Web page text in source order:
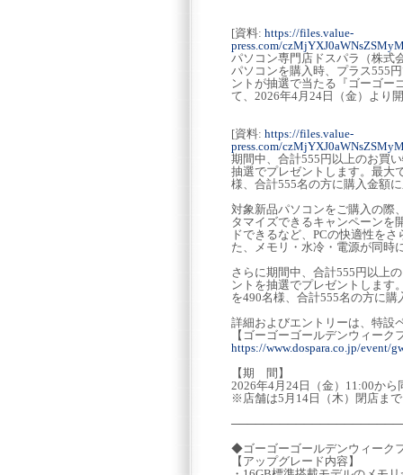
[資料: https://files.value-
press.com/
パソコン専門店ドスパラ（株式
パソコンを購入時、プラス555
ントが抽選で当たる『ゴーゴー
て、2026年4月24日（金）より
[資料: https://files.value-
press.com/
期間中、合計555円以上のお買
抽選でプレゼントします。最大
様、合計555名の方に購入金額
対象新品パソコンをご購入の際
タマイズできるキャンペーンを
ドできるなど、PCの快適性を
た、メモリ・水冷・電源が同時
さらに期間中、合計555円以上
ントを抽選でプレゼントします
を490名様、合計555名の方に
詳細およびエントリーは、特設
【ゴーゴーゴールデンウィーク
https://www.dospara.co.jp/event/
【期 間】
2026年4月24日（金）11:00から
※店舗は5月14日（木）閉店まで
◆ゴーゴーゴールデンウィーク
【アップグレード内容】